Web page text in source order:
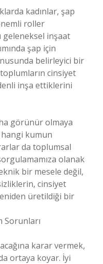
kadınlar, şap
roller
geleneksel inşaat
şap için
belirleyici bir
cinsiyet
inşa ettiklerini
görünür olmaya
hangi kumun
da toplumsal
olanak
bir mesele değil,
cinsiyet
üretildiği bir
Sorunları
karar vermek,
ortaya koyar. İyi